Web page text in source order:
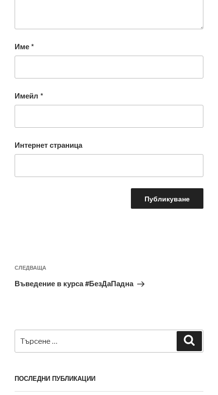
Име*
Имейл *
Интернет страница
Следваща
публикация
СЛЕДВАЩА
Въведение в курса #БезДаПадна
за:
ПОСЛЕДНИ ПУБЛИКАЦИИ